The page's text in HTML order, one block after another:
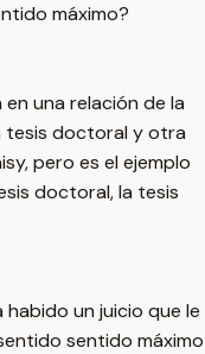
máximo?
una relación de la
tesis doctoral y otra
pero es el ejemplo
doctoral, la tesis
habido un juicio que le
sentido máximo